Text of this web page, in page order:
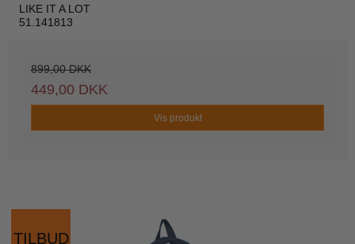
LIKE IT A LOT
51.141813
899,00 DKK
449,00 DKK
Vis produkt
TILBUD